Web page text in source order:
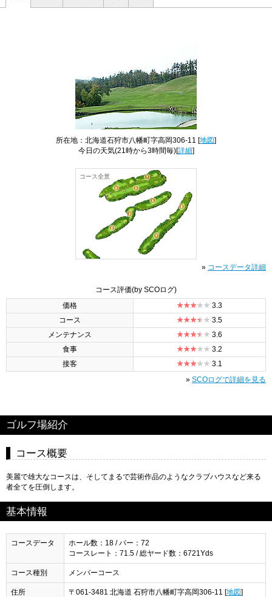
所在地：北海道石狩市八幡町字高岡306-11 [地図]
今日の天気(21時から3時間毎)[詳細]
コース全景
» コースデータ詳細
コース評価(by SCOログ)
価格
3.3
コース
3.5
メンテナンス
3.6
食事
3.2
接客
3.1
» SCOログで詳細を見る
ゴルフ場紹介
コース概要
美麗で雄大なコースは、そしてまるで芸術作品のようなクラブハウスなど来る
者全てを圧倒します。
基本情報
コースデータ
ホール数：18 / パー：72
コースレート：71.5 / 総ヤード数：6721Yds
コース種別 メンバーコース
住所 〒061-3481 北海道 石狩市八幡町字高岡306-11 [ 地図